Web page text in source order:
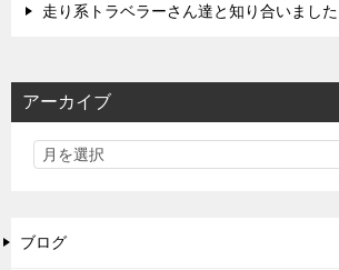
走り系トラベラーさん達と知り合いました
アーカイブ
ブログ